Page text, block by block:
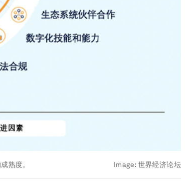
熟度。 Image: 世界经济论坛